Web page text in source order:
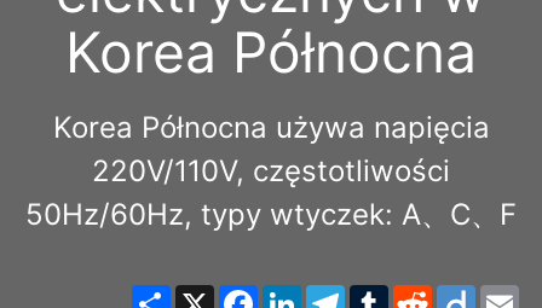
Korea Północna
Korea Północna używa napięcia
220V/110V, częstotliwości
50Hz/60Hz, typy wtyczek: A、C、F
ShareX Facebook
LinkedInTelegram
TumblrRedditDiigo